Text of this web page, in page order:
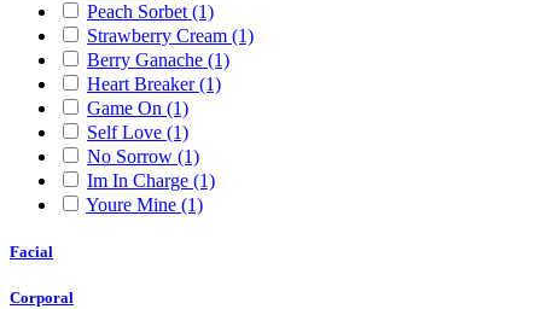
Peach Sorbet (1)
Strawberry Cream (1)
Berry Ganache (1)
Heart Breaker(1)
Game On (1)
Self Love (1)
No Sorrow (1)
Im In Charge (1)
Youre Mine (1)
Facial
Corporal